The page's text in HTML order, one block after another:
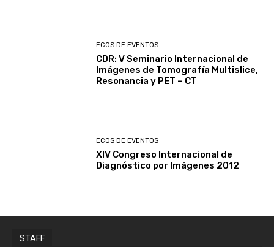
ECOS DE EVENTOS
CDR: V Seminario Internacional de
Imágenes de Tomografía Multislice,
Resonancia y PET – CT
ECOS DE EVENTOS
XIV Congreso Internacional de
Diagnóstico por Imágenes 2012
STAFF